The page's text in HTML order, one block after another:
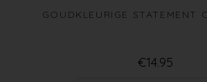
GOUDKLEURIGE STATEMENT
€14.95